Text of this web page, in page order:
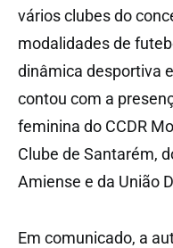
vários clubes do
modalidades de
dinâmica desportiva
contou com a
feminina do CCDR
Clube de Santarém,
Amiense e da União
Em comunicado, a